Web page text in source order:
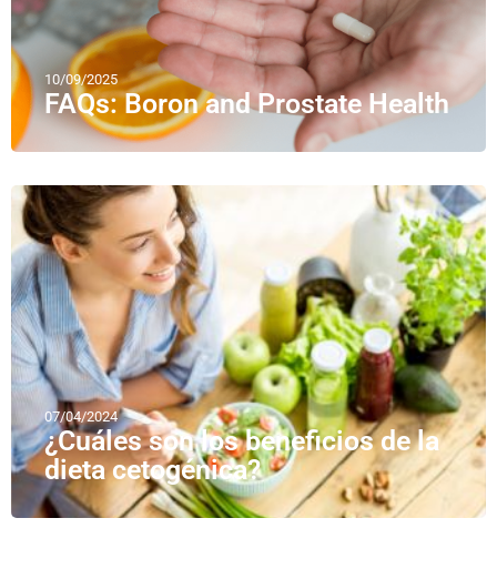
10/09/2025
FAQs: Boron and Prostate Health
07/04/2024
¿Cuáles son los beneficios de la
dieta cetogénica?